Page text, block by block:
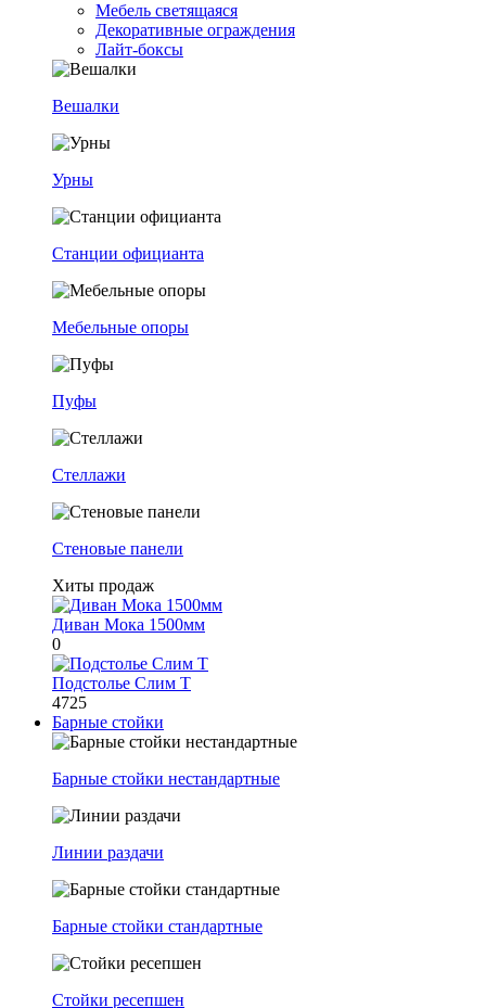
Мебель светящаяся
Декоративные ограждения
Лайт-боксы
Вешалки
Урны
Станции официанта
Мебельные опоры
Пуфы
Стеллажи
Стеновые панели
Хиты продаж
Диван Мока 1500мм
0
Подстолье Слим Т
4725
Барные стойки
Барные стойки нестандартные
Линии раздачи
Барные стойки стандартные
Стойки ресепшен